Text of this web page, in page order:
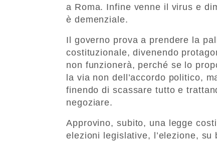
a Roma. Infine venne il virus e
è demenziale.
Il governo prova a prendere la
costituzionale, divenendo
non funzionerà, perché se lo
la via non dell’accordo politico,
finendo di scassare tutto e
negoziare.
Approvino, subito, una legge
elezioni legislative, l’elezione,